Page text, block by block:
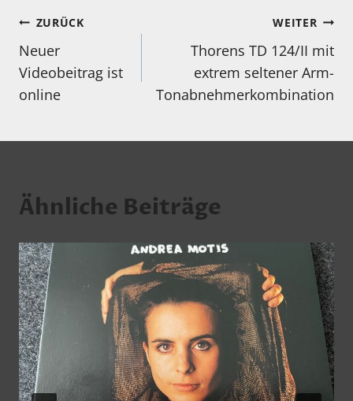
Beitragsnavigation
ZURÜCK
Neuer
Videobeitrag ist
online
WEITER
Thorens TD 124/II mit
extrem seltener Arm-
Tonabnehmerkombination
Ähnliche Beiträge